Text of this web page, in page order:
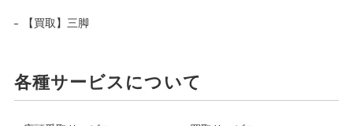
【買取】三脚
各種サービスについて